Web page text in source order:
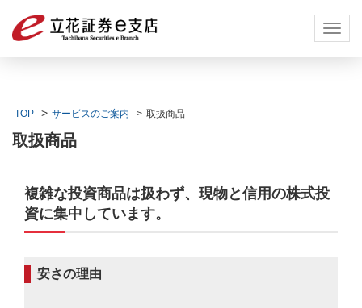
TOP サービスのご案内 取扱商品
取扱商品
複雑な投資商品は扱わず、現物と信用の株式投
資に集中しています。
安さの理由